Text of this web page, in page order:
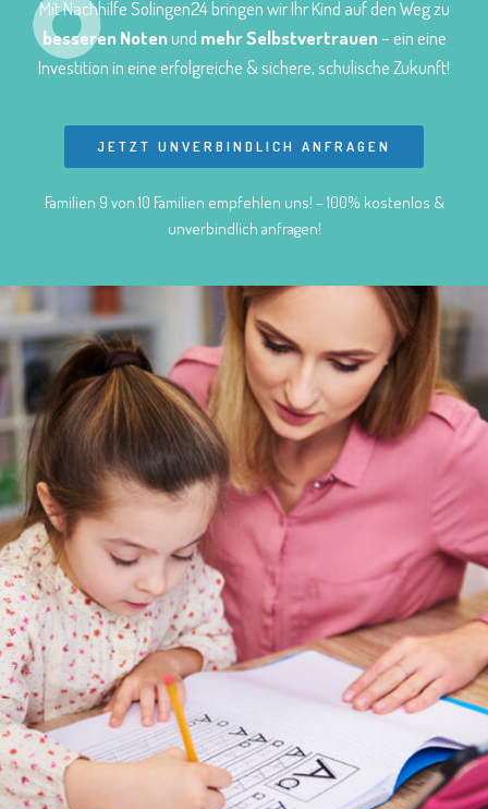
Mit Nachhilfe Solingen24 bringen wir Ihr Kind auf den Weg zu
besseren Notenund mehr Selbstvertrauen– ein eine
Investition in eine erfolgreiche & sichere, schulische Zukunft!
JETZT UNVERBINDLICH ANFRAGEN
Familien 9 von 10 Familien empfehlen uns! – 100% kostenlos &
unverbindlich anfragen!